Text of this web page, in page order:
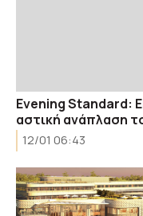
Evening Standard:
αστική ανάπλαση
12/01 06:43